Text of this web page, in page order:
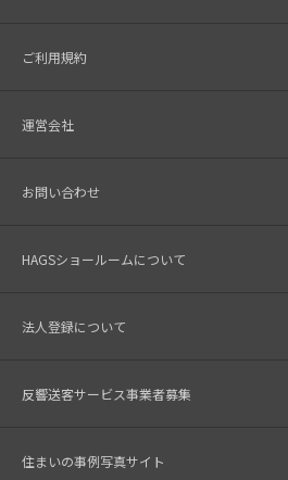
ご利用規約
運営会社
お問い合わせ
HAGSショールームについて
法人登録について
反響送客サービス事業者募集
住まいの事例写真サイト